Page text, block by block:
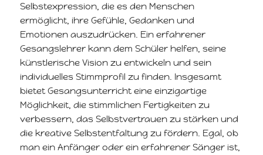
Selbstexpression, die es den Menschen
ermöglicht, ihre Gefühle, Gedanken und
Emotionen auszudrücken. Ein erfahrener
Gesangslehrer kann dem Schüler helfen, seine
künstlerische Vision zu entwickeln und sein
individuelles Stimmprofil zu finden. Insgesamt
bietet Gesangsunterricht eine einzigartige
Möglichkeit, die stimmlichen Fertigkeiten zu
verbessern, das Selbstvertrauen zu stärken und
die kreative Selbstentfaltung zu fördern. Egal, ob
man ein Anfänger oder ein erfahrener Sänger ist,